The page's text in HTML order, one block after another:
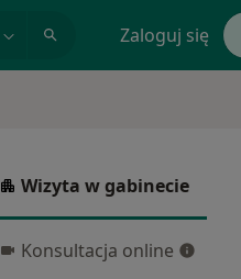
Zaloguj się
Wizyta w gabinecie
Wizyta w gabinecie
Konsultacja online
Konsultacja online